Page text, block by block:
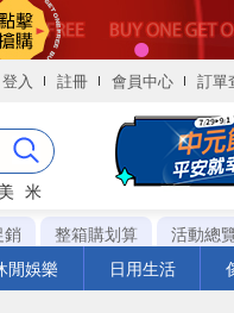
登入 註冊 會員中心 訂單
米
銷
整箱購划算 活動總
閒娛樂
日用生活